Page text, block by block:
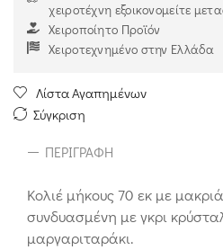
χειροτέχνη εξοικονομείτε
Χειροποίητο Προϊόν
Χειροτεχνημένο στην Ελλάδα
Λίστα Αγαπημένων
Σύγκριση
ΠΕΡΙΓΡΑΦΉ
Κολιέ μήκους 70 εκ με
συνδυασμένη με γκρι
μαργαριταράκι.